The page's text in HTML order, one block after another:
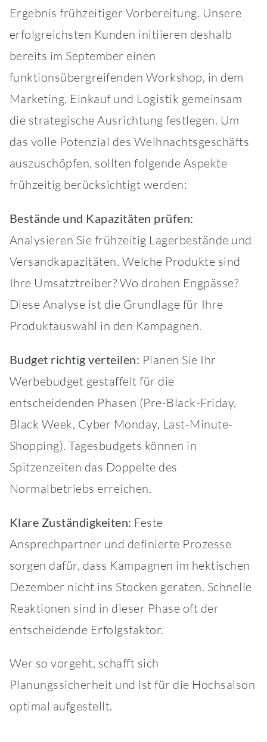
Ergebnis frühzeitiger Vorbereitung. Unsere
erfolgreichsten Kunden initiieren deshalb
bereits im September einen
funktionsübergreifenden Workshop, in dem
Marketing, Einkauf und Logistik gemeinsam
die strategische Ausrichtung festlegen. Um
das volle Potenzial des Weihnachtsgeschäfts
auszuschöpfen, sollten folgende Aspekte
frühzeitig berücksichtigt werden:
Bestände und Kapazitäten prüfen:
Analysieren Sie frühzeitig Lagerbestände und
Versandkapazitäten. Welche Produkte sind
Ihre Umsatztreiber? Wo drohen Engpässe?
Diese Analyse ist die Grundlage für Ihre
Produktauswahl in den Kampagnen.
Budget richtig verteilen: Planen Sie Ihr
Werbebudget gestaffelt für die
entscheidenden Phasen (Pre-Black-Friday,
Black Week, Cyber Monday, Last-Minute-
Shopping). Tagesbudgets können in
Spitzenzeiten das Doppelte des
Normalbetriebs erreichen.
Klare Zuständigkeiten: Feste
Ansprechpartner und definierte Prozesse
sorgen dafür, dass Kampagnen im hektischen
Dezember nicht ins Stocken geraten. Schnelle
Reaktionen sind in dieser Phase oft der
entscheidende Erfolgsfaktor.
Wer so vorgeht, schafft sich
Planungssicherheit und ist für die Hochsaison
optimal aufgestellt.